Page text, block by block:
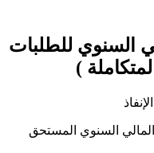
السنوي للطلبات
)
الإنفاذ
السنوي المستحق